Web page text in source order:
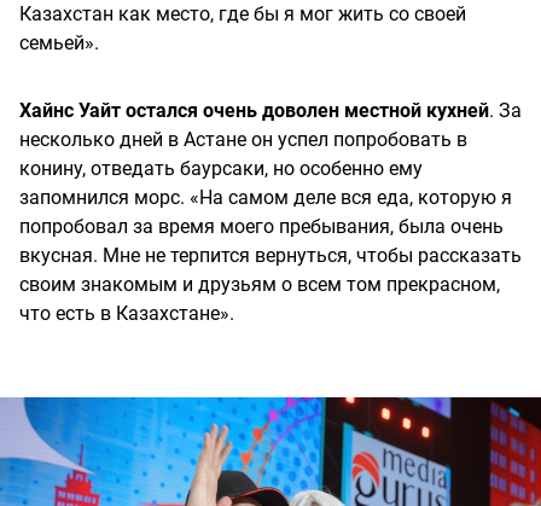
Казахстан как место, где бы я мог жить со своей
семьей».
Хайнс Уайт остался очень доволен местной кухней. За
несколько дней в Астане он успел попробовать в
конину, отведать баурсаки, но особенно ему
запомнился морс. «На самом деле вся еда, которую я
попробовал за время моего пребывания, была очень
вкусная. Мне не терпится вернуться, чтобы рассказать
своим знакомым и друзьям о всем том прекрасном,
что есть в Казахстане».